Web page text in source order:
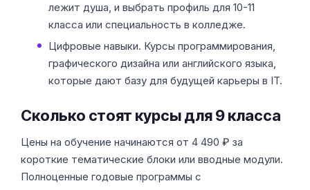
лежит душа, и выбрать профиль для 10-11
класса или специальность в колледже.
Цифровые навыки. Курсы программирования,
графического дизайна или английского языка,
которые дают базу для будущей карьеры в IT.
Сколько стоят курсы для 9 класса
Цены на обучение начинаются от 4 490 ₽ за
короткие тематические блоки или вводные модули.
Полноценные годовые программы с